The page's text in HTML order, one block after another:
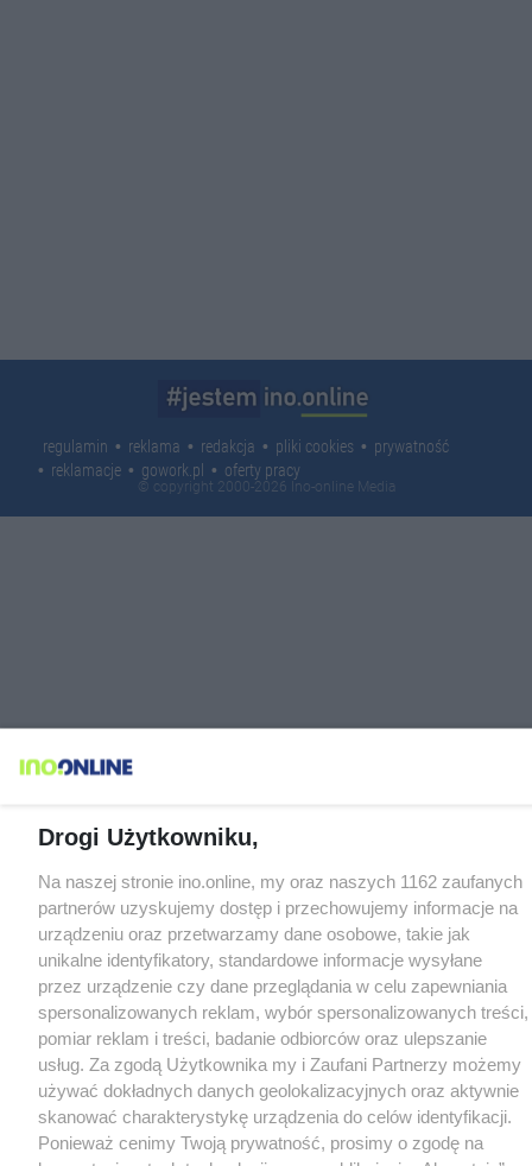
regulamin reklama redakcja pliki cookies
prywatność
reklamacje
gowork.pl oferty pracy
© copyright 2000-2026 Ino-online Media
Drogi Użytkowniku,
Na naszej stronie ino.online, my oraz naszych 1162 zaufanych
partnerów uzyskujemy dostęp i przechowujemy informacje na
urządzeniu oraz przetwarzamy dane osobowe, takie jak
unikalne identyfikatory, standardowe informacje wysyłane
przez urządzenie czy dane przeglądania w celu zapewniania
spersonalizowanych reklam, wybór spersonalizowanych treści,
pomiar reklam i treści, badanie odbiorców oraz ulepszanie
usług. Za zgodą Użytkownika my i Zaufani Partnerzy możemy
używać dokładnych danych geolokalizacyjnych oraz aktywnie
skanować charakterystykę urządzenia do celów identyfikacji.
Ponieważ cenimy Twoją prywatność, prosimy o zgodę na